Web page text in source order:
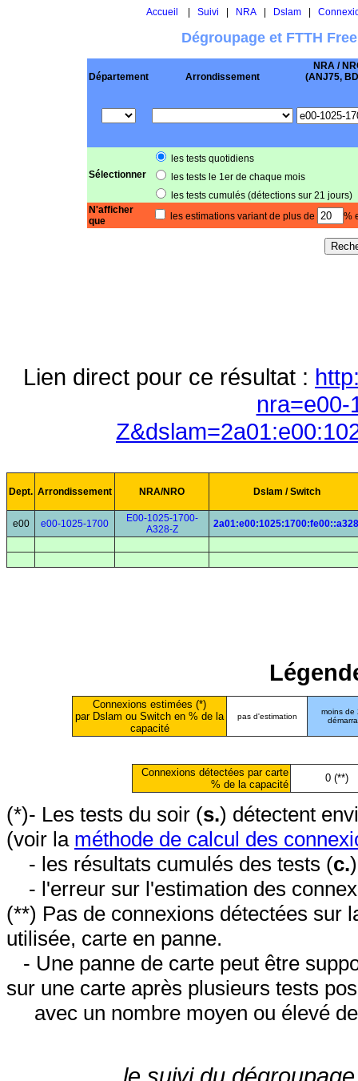
Accueil Suivi NRA| Dslam|
Dégroupage et FTTH
Département Arrondissement
NRA /
(ANJ75,
Sélectionner
les tests quotidiens
les tests le 1er de chaque mois
les tests cumulés (détections sur 21 jours)
N'afficher
que
les estimations variant de plus de %
Lien direct pour ce résultat :
nra=e00-
Dept. Arrondissement NRA/NRO Dslam / Switch
e00 e00-1025-1700
E00-1025-1700-
A328-Z
2a01:e00:1025:1700:fe00::a328
Connexions estimées (*)
par Dslam ou Switch en % de la
capacité
pas d'estimation
moins de
Connexions détectées par carte
% de la capacité
0 (**)
(*)- Les tests du soir (s.) détectent
(voir la méthode de calcul des
- les résultats cumulés des tests (c.
- l'erreur sur l'estimation des
(**) Pas de connexions détectées sur
utilisée, carte en panne.
- Une panne de carte peut être
sur une carte après plusieurs tests
avec un nombre moyen ou élevé
le suivi du